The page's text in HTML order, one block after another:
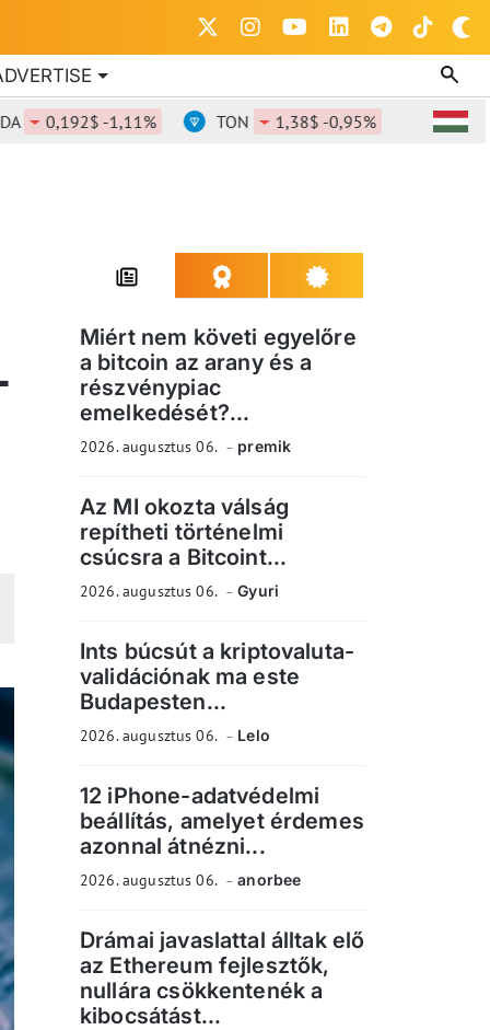
-1,11% TON 1,38$ -0,95%
Miért nem követi egyelőre
a bitcoin az arany és a
részvénypiac
emelkedését?...
2026. augusztus 06. premik
Az MI okozta válság
repítheti történelmi
csúcsra a Bitcoint...
2026. augusztus 06. Gyuri
Ints búcsút a kriptovaluta-
validációnak ma este
Budapesten...
2026. augusztus 06. Lelo
12 iPhone-adatvédelmi
beállítás, amelyet érdemes
azonnal átnézni...
2026. augusztus 06. anorbee
Drámai javaslattal álltak elő
az Ethereum fejlesztők,
nullára csökkentenék a
kibocsátást...